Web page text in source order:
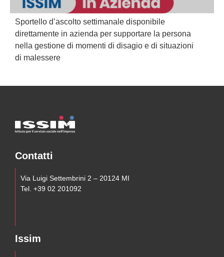
Sportello d’ascolto settimanale disponibile
direttamente in azienda per supportare la persona
nella gestione di momenti di disagio e di situazioni
di malessere
Contatti
Via Luigi Settembrini 2 – 20124 MI
Tel. +39 02 201092
Issim